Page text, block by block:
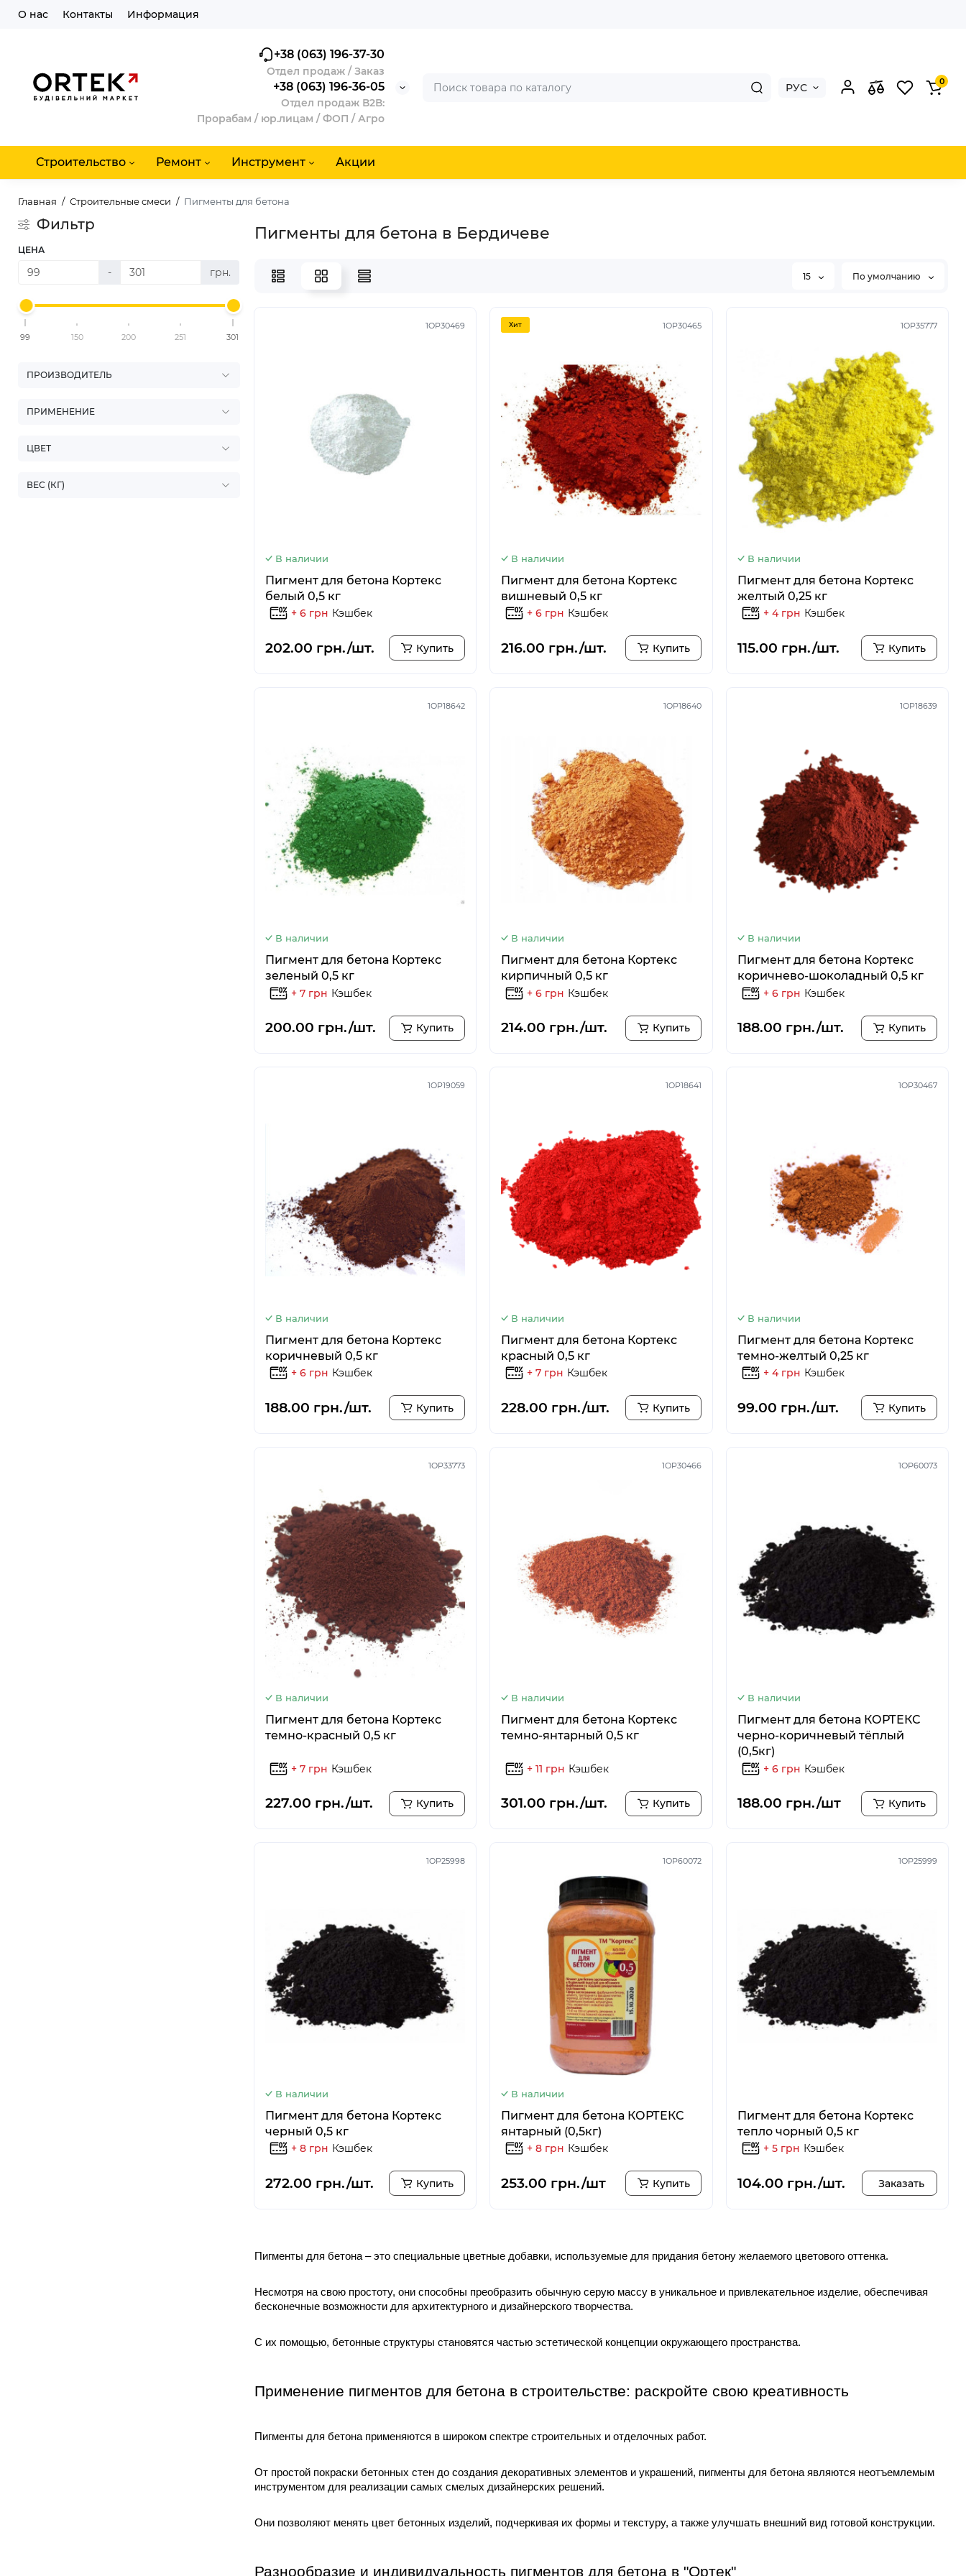
О нас Контакты Информация
+38 (063) 196-37-30
Отдел продаж / Заказ
+38 (063) 196-36-05
Отдел продаж В2В:
Прорабам / юр.лицам / ФОП / Агро
РУС 0
Строительство Ремонт Инструмент Акции
Главная Строительные смеси Пигменты для бетона
Фильтр
ЦЕНА
- грн.
99 150 200 251 301
ПРОИЗВОДИТЕЛЬ
ПРИМЕНЕНИЕ
ЦВЕТ
ВЕС (КГ)
Пигменты для бетона в Бердичеве
15 По умолчанию
1OP30469
В наличии
Пигмент для бетона Кортекс
белый 0,5 кг
+ 6 грн Кэшбек
202.00 грн./шт. Купить
1OP30465
Хит
В наличии
Пигмент для бетона Кортекс
вишневый 0,5 кг
+ 6 грн Кэшбек
216.00 грн./шт. Купить
1OP35777
В наличии
Пигмент для бетона Кортекс
желтый 0,25 кг
+ 4 грн Кэшбек
115.00 грн./шт. Купить
1OP18642
В наличии
Пигмент для бетона Кортекс
зеленый 0,5 кг
+ 7 грн Кэшбек
200.00 грн./шт. Купить
1OP18640
В наличии
Пигмент для бетона Кортекс
кирпичный 0,5 кг
+ 6 грн Кэшбек
214.00 грн./шт. Купить
1OP18639
В наличии
Пигмент для бетона Кортекс
коричнево-шоколадный 0,5 кг
+ 6 грн Кэшбек
188.00 грн./шт. Купить
1OP19059
В наличии
Пигмент для бетона Кортекс
коричневый 0,5 кг
+ 6 грн Кэшбек
188.00 грн./шт. Купить
1OP18641
В наличии
Пигмент для бетона Кортекс
красный 0,5 кг
+ 7 грн Кэшбек
228.00 грн./шт. Купить
1OP30467
В наличии
Пигмент для бетона Кортекс
темно-желтый 0,25 кг
+ 4 грн Кэшбек
99.00 грн./шт. Купить
1OP33773
В наличии
Пигмент для бетона Кортекс
темно-красный 0,5 кг
+ 7 грн Кэшбек
227.00 грн./шт. Купить
1OP30466
В наличии
Пигмент для бетона Кортекс
темно-янтарный 0,5 кг
+ 11 грн Кэшбек
301.00 грн./шт. Купить
1ОР60073
В наличии
Пигмент для бетона КОРТЕКС
черно-коричневый тёплый
(0,5кг)
+ 6 грн Кэшбек
188.00 грн./шт Купить
1OP25998
В наличии
Пигмент для бетона Кортекс
черный 0,5 кг
+ 8 грн Кэшбек
272.00 грн./шт. Купить
1ОР60072
В наличии
Пигмент для бетона КОРТЕКС
янтарный (0,5кг)
+ 8 грн Кэшбек
253.00 грн./шт Купить
1ОР25999
Пигмент для бетона Кортекс
тепло чорный 0,5 кг
+ 5 грн Кэшбек
104.00 грн./шт. Заказать
Пигменты для бетона – это специальные цветные добавки, используемые для придания бетону желаемого цветового оттенка.
Несмотря на свою простоту, они способны преобразить обычную серую массу в уникальное и привлекательное изделие, обеспечивая
бесконечные возможности для архитектурного и дизайнерского творчества.
С их помощью, бетонные структуры становятся частью эстетической концепции окружающего пространства.
Применение пигментов для бетона в строительстве: раскройте свою креативность
Пигменты для бетона применяются в широком спектре строительных и отделочных работ.
От простой покраски бетонных стен до создания декоративных элементов и украшений, пигменты для бетона являются неотъемлемым
инструментом для реализации самых смелых дизайнерских решений.
Они позволяют менять цвет бетонных изделий, подчеркивая их формы и текстуру, а также улучшать внешний вид готовой конструкции.
Разнообразие и индивидуальность пигментов для бетона в "Ортек"